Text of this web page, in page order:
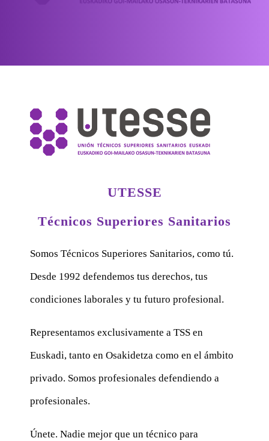
UTESSE
Técnicos Superiores Sanitarios
Somos Técnicos Superiores Sanitarios, como tú.
Desde 1992 defendemos tus derechos, tus
condiciones laborales y tu futuro profesional.
Representamos exclusivamente a TSS en
Euskadi, tanto en Osakidetza como en el ámbito
privado. Somos profesionales defendiendo a
profesionales.
Únete. Nadie mejor que un técnico para